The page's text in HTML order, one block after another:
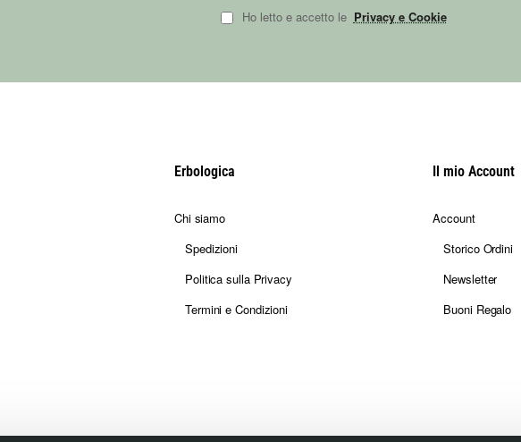
Ho letto e accetto le Privacy e Cookie
Erbologica
Chi siamo
Spedizioni
Politica sulla Privacy
Termini e Condizioni
Il mio Account
Account
Storico Ordini
Newsletter
Buoni Regalo